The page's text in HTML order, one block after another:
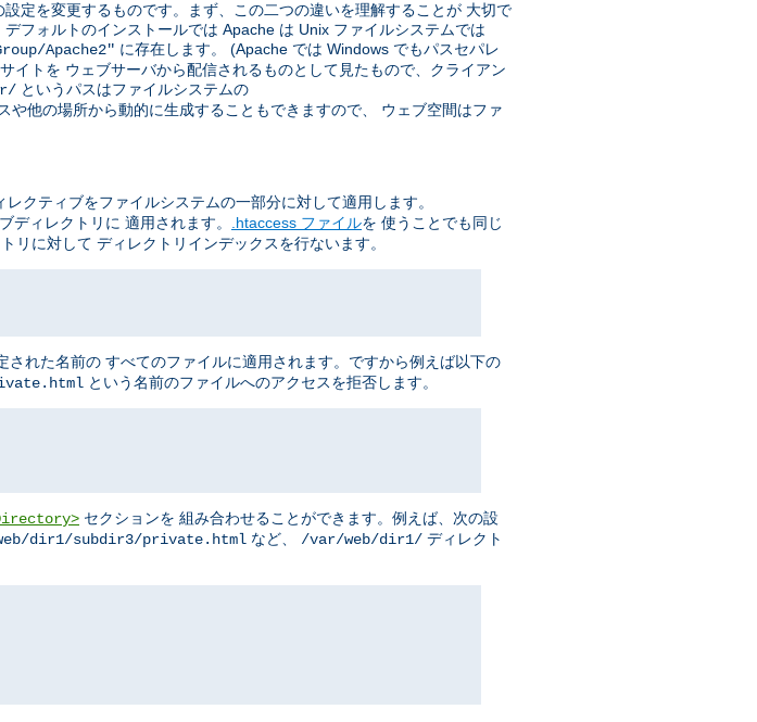
定を変更するものです。まず、この二つの違いを理解することが 大切で
フォルトのインストールでは Apache は Unix ファイルシステムでは
Apache2" に存在します。 (Apache では Windows でもパスセパレ
イトを ウェブサーバから配信されるものとして見たもので、クライアン
というパスはファイルシステムの
や他の場所から動的に生成することもできますので、 ウェブ空間はファ
クティブをファイルシステムの一部分に対して適用します。
ディレクトリに 適用されます。 .htaccess ファイルを 使うことでも同じ
リに対して ディレクトリインデックスを行ないます。
れた名前の すべてのファイルに適用されます。ですから例えば以下の
という名前のファイルへのアクセスを拒否します。
セクションを 組み合わせることができます。例えば、次の設
dir1/subdir3/private.html など、 /var/web/dir1/ ディレクト